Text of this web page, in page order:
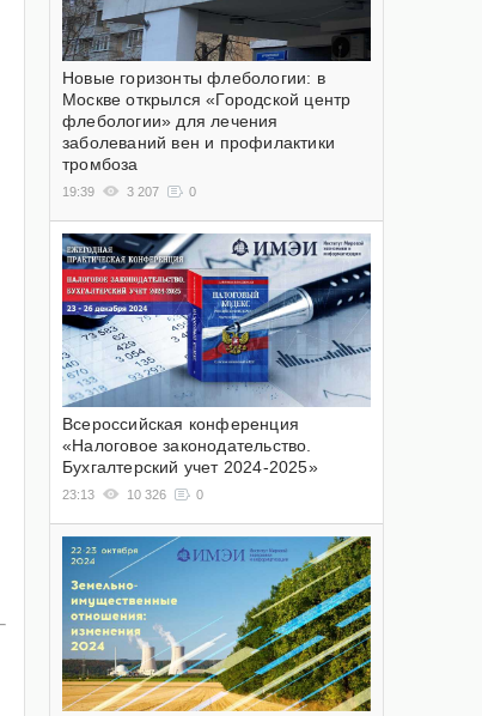
Новые горизонты флебологии: в
Москве открылся «Городской центр
флебологии» для лечения
заболеваний вен и профилактики
тромбоза
19:39 3 207 0
Всероссийская конференция
«Налоговое законодательство.
Бухгалтерский учет 2024-2025»
23:13 10 326 0